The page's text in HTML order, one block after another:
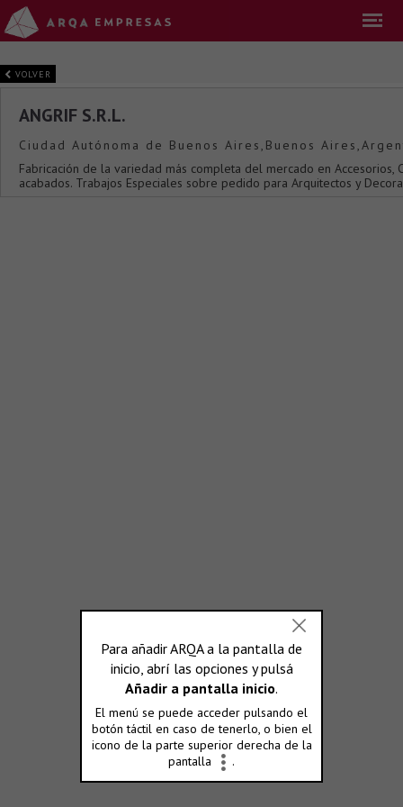
VOLVER
ANGRIF S.R.L.
Ciudad Autónoma de Buenos Aires,Buenos
Fabricación de la variedad más completa del mercado en
acabados. Trabajos Especiales sobre pedido para Arquitectos y